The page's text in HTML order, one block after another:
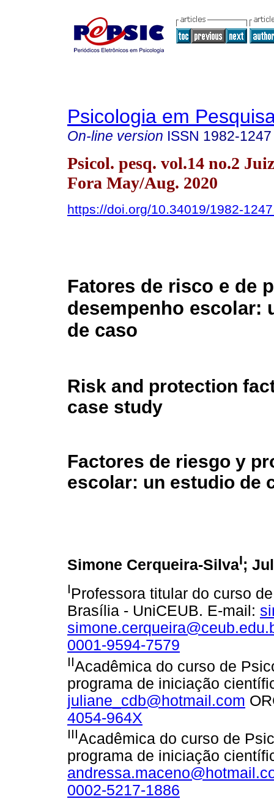
Psicologia em
On-line version ISSN 1982-1247
Psicol. pesq. vol.14 no.2
Fora May/Aug. 2020
https://doi.org/10.34019/1982-
Fatores de risco e de
desempenho escolar:
de caso
Risk and protection
case study
Factores de riesgo y
escolar: un estudio de
Simone Cerqueira-SilvaI;
IProfessora titular do curso
Brasília - UniCEUB. E-mail:
0001-9594-7579
IIAcadêmica do curso de
programa de iniciação
juliane_cdb@hotmail.com
4054-964X
IIIAcadêmica do curso de
programa de iniciação
0002-5217-1886